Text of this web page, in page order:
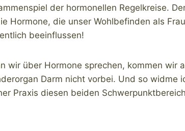
der hormonellen Regelkreise.
Hormone, die unser Wohlbefinden als
beeinflussen!
wir über Hormone sprechen, kommen wir
Darm nicht vorbei. Und so widme
Praxis diesen beiden